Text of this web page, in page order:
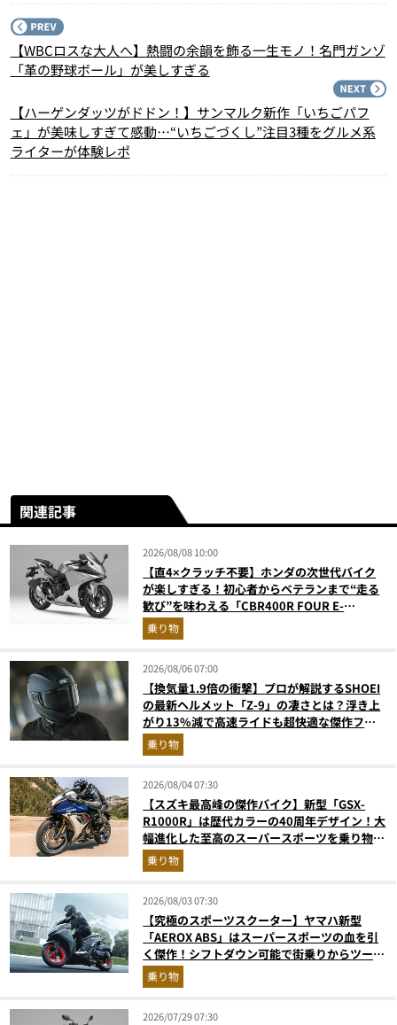
【WBCロスな大人へ】熱闘の余韻を飾る一生モノ！名門ガンゾ
「革の野球ボール」が美しすぎる
【ハーゲンダッツがドドン！】サンマルク新作「いちごパフ
ェ」が美味しすぎて感動…“いちごづくし”注目3種をグルメ系
ライターが体験レポ
関連記事
2026/08/08 10:00
【直4×クラッチ不要】ホンダの次世代バイク
が楽しすぎる！初心者からベテランまで“走る
歓び”を味わえる「CBR400R FOUR E-
Clutch」を徹底解説
乗り物
2026/08/06 07:00
【換気量1.9倍の衝撃】プロが解説するSHOEI
の最新ヘルメット「Z-9」の凄さとは？浮き上
がり13%減で高速ライドも超快適な傑作フル
フェイス
乗り物
2026/08/04 07:30
【スズキ最高峰の傑作バイク】新型「GSX-
R1000R」は歴代カラーの40周年デザイン！大
幅進化した至高のスーパースポーツを乗り物ラ
イターが解説
乗り物
2026/08/03 07:30
【究極のスポーツスクーター】ヤマハ新型
「AEROX ABS」はスーパースポーツの血を引
く傑作！シフトダウン可能で街乗りからツーリ
ングまで最強
乗り物
2026/07/29 07:30